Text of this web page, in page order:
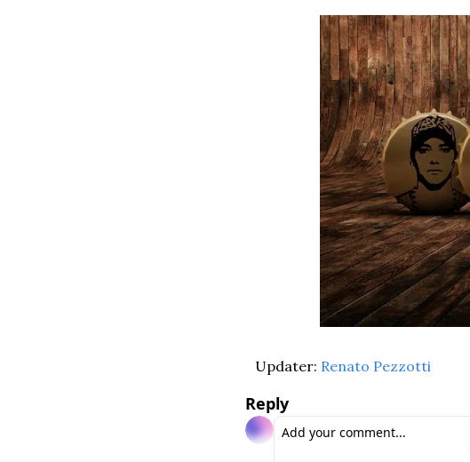
Updater: Renato Pezzotti
Reply